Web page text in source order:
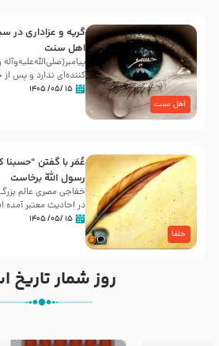
اهل سنت
گریه و عزاداری در
اهل سنت
کننده‌ای ندارد و پس
۱۵ /۰۵/ ۱۴۰۵
خلفا
عُمَر با گفتن “حسبنا
رسول اللّه برخاست
در احادیث معتبر آمده
۱۵ /۰۵/ ۱۴۰۵
روز شمار تاریخ